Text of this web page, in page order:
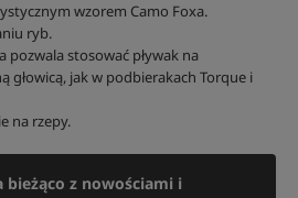
wzorem Camo Foxa.
ryb.
pozwala stosować pływak na
głowicą, jak w podbierakach Torque i
na rzepy.
bieżąco z nowościami i